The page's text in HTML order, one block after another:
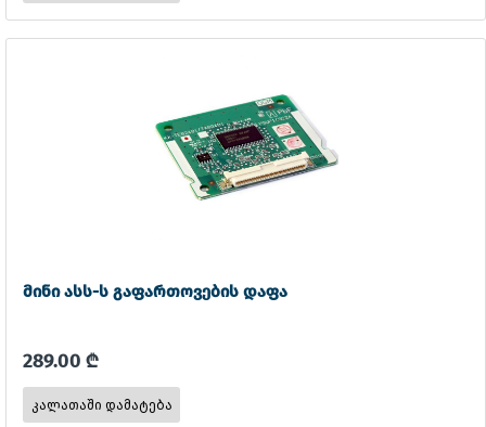
მინი ასს-ს გაფართოვების დაფა
289.00 ₾